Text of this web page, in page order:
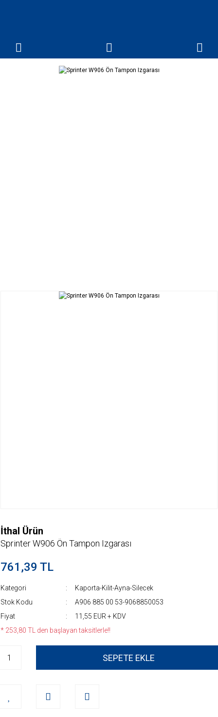
İthal Ürün
Sprinter W906 Ön Tampon Izgarası
761,39 TL
Kategori
Kaporta-Kilit-Ayna-Silecek
Stok Kodu
A906 885 00 53-9068850053
Fiyat
11,55 EUR + KDV
* 253,80 TL den başlayan taksitlerle!!
SEPETE EKLE